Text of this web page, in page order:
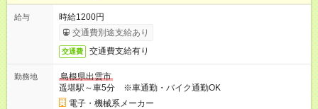
給与
時給1200円
交通費別途支給あり
交通費 交通費支給有り
勤務地
島根県出雲市
遥堪駅～車5分 ※車通勤・バイク通勤OK
電子・機械系メーカー